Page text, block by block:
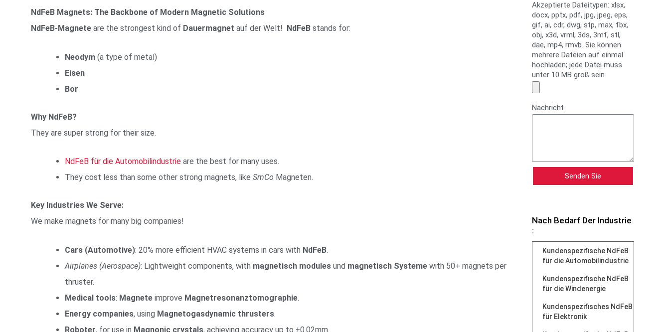
NdFeB Magnets: The Backbone of Modern Magnetic Solutions
NdFeB-Magnete are the strongest kind of Dauermagnet auf der Welt! NdFeB stands for:
Neodym (a type of metal)
Eisen
Bor
Why NdFeB?
They are super strong for their size.
NdFeB für die Automobilindustrie are the best for many uses.
They cost less than some other strong magnets, like SmCo Magneten.
Key Industries We Serve:
We make magnets for many big companies!
Cars (Automotive): 20% more efficient HVAC systems in cars with NdFeB.
Airplanes (Aerospace): Lightweight components, with magnetisch modules und magnetisch Systeme with 50+ magnets per
thruster.
Medical tools: Magnete improve Magnetresonanztomographie.
Energy companies, using Magnetogasdynamic thrusters.
Roboter, for use in Magnonic crystals, achieving accuracy up to ±0.02mm.
Akzeptierte Dateitypen: xlsx,
docx, pptx, pdf, jpg, jpeg, eps,
gif, ai, cdr, dwg, stp, max, fbx,
obj, x3d, vrml, 3ds, 3mf, stl,
dae, mp4, rmvb. Sie können
mehrere Dateien auf einmal
hochladen; jede Datei muss
unter 10 MB groß sein.
Nachricht
Senden Sie
Nach Bedarf Der Industrie
:
Kundenspezifische NdFeB
für die Automobilindustrie
Kundenspezifische NdFeB
für die Windenergie
Kundenspezifisches NdFeB
für Elektronik